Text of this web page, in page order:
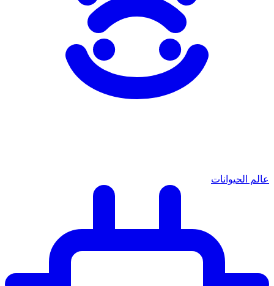
عالم الحيوانات